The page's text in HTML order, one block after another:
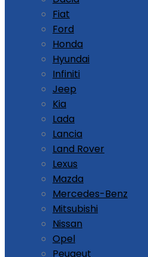
Fiat
Ford
Honda
Hyundai
Infiniti
Jeep
Kia
Lada
Lancia
Land Rover
Lexus
Mazda
Mercedes-Benz
Mitsubishi
Nissan
Opel
Peugeut